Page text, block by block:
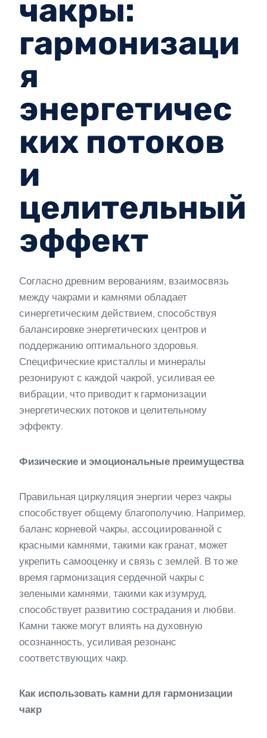
чакры:
гармонизаци
я
энергетичес
ких потоков
и
целительный
эффект
Согласно древним верованиям, взаимосвязь
между чакрами и камнями обладает
синергетическим действием, способствуя
балансировке энергетических центров и
поддержанию оптимального здоровья.
Специфические кристаллы и минералы
резонируют с каждой чакрой, усиливая ее
вибрации, что приводит к гармонизации
энергетических потоков и целительному
эффекту.
Физические и эмоциональные преимущества
Правильная циркуляция энергии через чакры
способствует общему благополучию. Например,
баланс корневой чакры, ассоциированной с
красными камнями, такими как гранат, может
укрепить самооценку и связь с землей. В то же
время гармонизация сердечной чакры с
зелеными камнями, такими как изумруд,
способствует развитию сострадания и любви.
Камни также могут влиять на духовную
осознанность, усиливая резонанс
соответствующих чакр.
Как использовать камни для гармонизации
чакр